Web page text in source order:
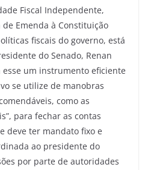
Fiscal Independente,
Emenda à Constituição
fiscais do governo, está
do Senado, Renan
um instrumento eficiente
se utilize de manobras
como as
para fechar as contas
deve ter mandato fixo e
ao presidente do
por parte de autoridades